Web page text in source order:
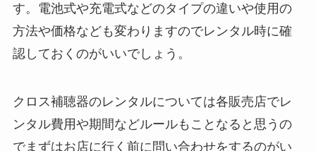
す。電池式や充電式などのタイプの違いや使用の
方法や価格なども変わりますのでレンタル時に確
認しておくのがいいでしょう。
クロス補聴器のレンタルについては各販売店でレ
ンタル費用や期間などルールもことなると思うの
でまずはお店に行く前に問い合わせをするのがい